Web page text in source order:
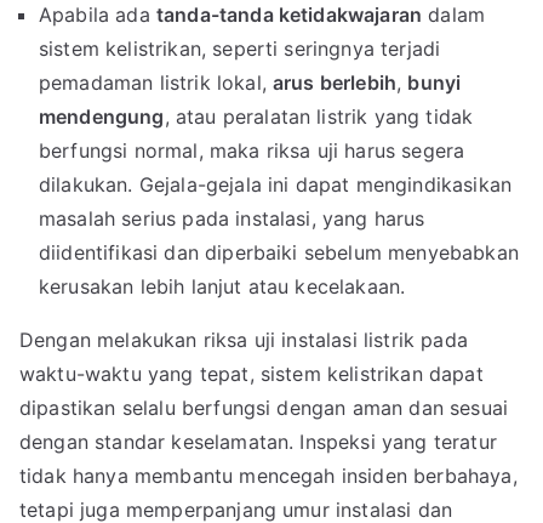
Apabila ada tanda-tanda ketidakwajaran dalam
sistem kelistrikan, seperti seringnya terjadi
pemadaman listrik lokal,arus berlebih, bunyi
mendengung, atau peralatan listrik yang tidak
berfungsi normal, maka riksa uji harus segera
dilakukan. Gejala-gejala ini dapat mengindikasikan
masalah serius pada instalasi, yang harus
diidentifikasi dan diperbaiki sebelum menyebabkan
kerusakan lebih lanjut atau kecelakaan.
Dengan melakukan riksa uji instalasi listrik pada
waktu-waktu yang tepat, sistem kelistrikan dapat
dipastikan selalu berfungsi dengan aman dan sesuai
dengan standar keselamatan. Inspeksi yang teratur
tidak hanya membantu mencegah insiden berbahaya,
tetapi juga memperpanjang umur instalasi dan